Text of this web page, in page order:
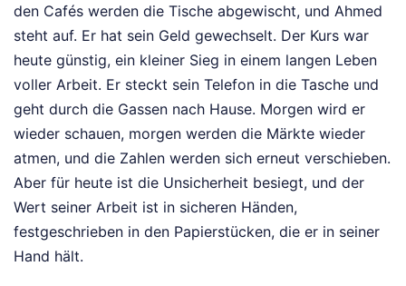
den Cafés werden die Tische abgewischt, und Ahmed
steht auf. Er hat sein Geld gewechselt. Der Kurs war
heute günstig, ein kleiner Sieg in einem langen Leben
voller Arbeit. Er steckt sein Telefon in die Tasche und
geht durch die Gassen nach Hause. Morgen wird er
wieder schauen, morgen werden die Märkte wieder
atmen, und die Zahlen werden sich erneut verschieben.
Aber für heute ist die Unsicherheit besiegt, und der
Wert seiner Arbeit ist in sicheren Händen,
festgeschrieben in den Papierstücken, die er in seiner
Hand hält.